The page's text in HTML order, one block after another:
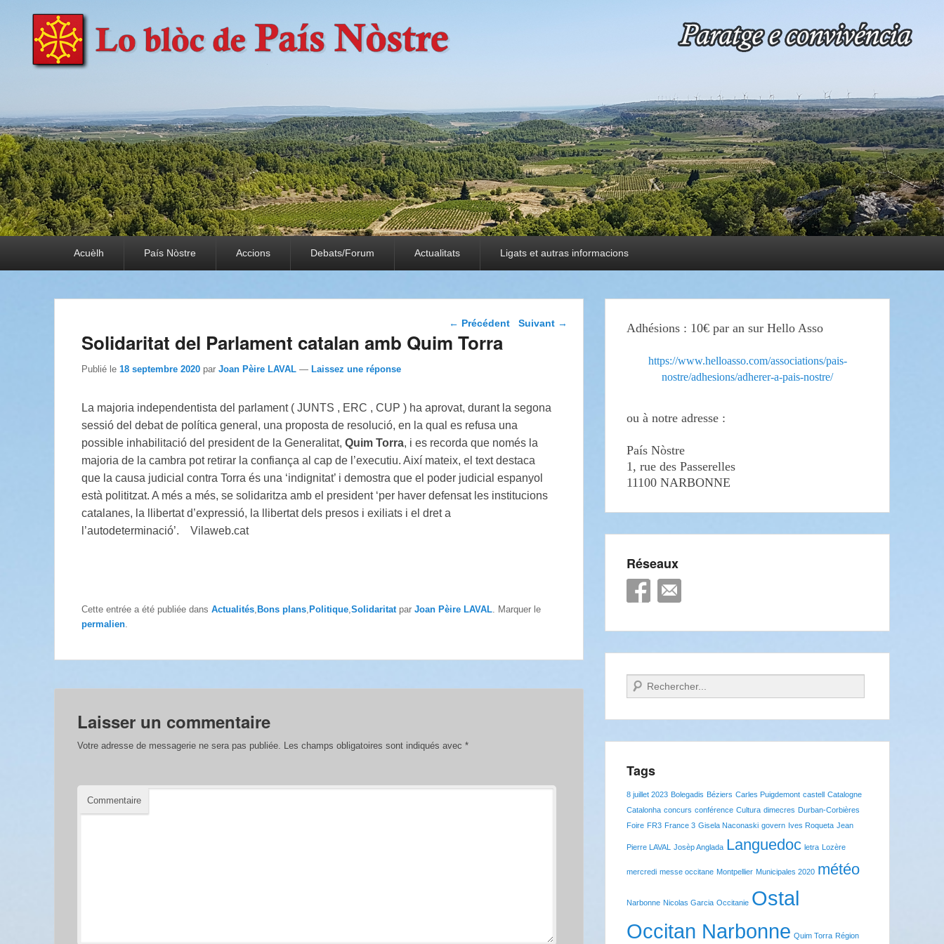
País Nòstre
Paratge e Convivència
Acuèlh País Nòstre Accions Debats/Forum Actualitats Ligats et autras informacions
Navigation dans les
← Précédent Suivant →
Solidaritat del Parlament catalan amb Quim Torra
Publié le 18 septembre 2020 par Joan Pèire LAVAL — Laissez une réponse
La majoria independentista del parlament ( JUNTS , ERC , CUP ) ha aprovat, durant la segona
sessió del debat de política general, una proposta de resolució, en la qual es refusa una
possible inhabilitació del president de la Generalitat, Quim Torra, i es recorda que només la
majoria de la cambra pot retirar la confiança al cap de l’executiu. Així mateix, el text destaca
que la causa judicial contra Torra és una ‘indignitat’ i demostra que el poder judicial espanyol
està polititzat. A més a més, se solidaritza amb el president ‘per haver defensat les institucions
catalanes, la llibertat d’expressió, la llibertat dels presos i exiliats i el dret a
l’autodeterminació’. Vilaweb.cat
Cette entrée a été publiée dans Actualités Bons plans Politique Solidaritat par Joan Pèire LAVAL . Marquer le
permalien
Laisser un commentaire
Votre adresse de messagerie ne sera pas publiée. Les champs obligatoires sont indiqués avec *
Commentaire
Adhésions : 10€ par an sur Hello Asso
https://www.helloasso.com/associations/pais-
nostre/adhesions/adherer-a-pais-nostre/
ou à notre adresse :
País Nòstre
1, rue des Passerelles
11100 NARBONNE
Réseaux
Recherche
Tags
8 juillet 2023 Bolegadis Béziers Carles Puigdemont castell Catalogne
Catalonha concurs conférence Cultura dimecres Durban-Corbières
Foire FR3 France 3 Gisela Naconaski govern Ives Roqueta Jean
Pierre LAVAL Josèp Anglada Languedoc letra Lozère
mercredi messe occitane Montpellier Municipales 2020 météo
Narbonne Nicolas Garcia Occitanie Ostal
Occitan Narbonne Quim Torra Région